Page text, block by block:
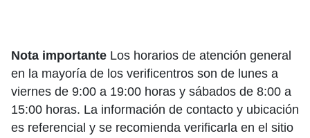
Nota importante Los horarios de atención general
en la mayoría de los verificentros son de lunes a
viernes de 9:00 a 19:00 horas y sábados de 8:00 a
15:00 horas. La información de contacto y ubicación
es referencial y se recomienda verificarla en el sitio